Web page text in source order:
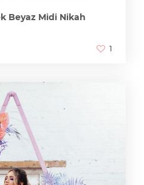
Beyaz Midi Nikah
1